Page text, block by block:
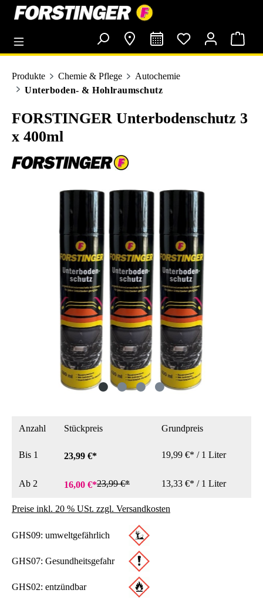
springen
Produkte Chemie & Pflege
Autochemie
Unterboden- & Hohlraumschutz
FORSTINGER Unterbodenschutz 3
x 400ml
Bildergalerie überspringen
Anzahl Stückpreis Grundpreis
Bis 1 23,99 €* 19,99 €* / 1 Liter
Ab 2 16,00 €*23,99 €* 13,33 €* / 1 Liter
Preise inkl. 20 % USt. zzgl. Versandkosten
GHS09: umweltgefährlich
GHS07: Gesundheitsgefahr
GHS02: entzündbar